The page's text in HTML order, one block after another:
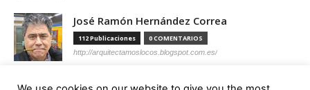
José Ramón Hernández Correa
112 Publicaciones 0 COMENTARIOS
http://arquitectamoslocos.blogspot.com.es/
Miguel Ángel Díaz Camacho